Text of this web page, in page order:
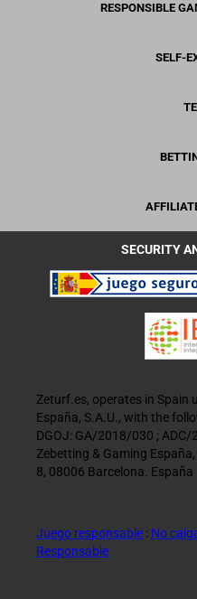
RESPONSIBLE
SELF-
SECURITY
Zeturf.es, operates in Spain
España, S.A.U., with the
DGOJ: GA/2018/030 ;
Zebetting & Gaming
8, 08006 Barcelona. España
Juego responsable : No
Responsable